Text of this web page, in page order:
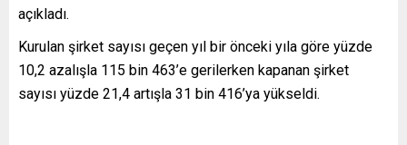
açıkladı.
Kurulan şirket sayısı geçen yıl bir önceki yıla göre yüzde
10,2 azalışla 115 bin 463’e gerilerken kapanan şirket
sayısı yüzde 21,4 artışla 31 bin 416’ya yükseldi.